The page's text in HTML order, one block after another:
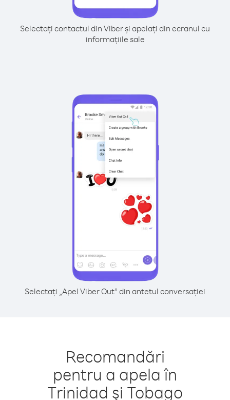
Selectați contactul din Viber și apelați din ecranul cu
informațiile sale
Selectați „Apel Viber Out” din antetul conversației
Recomandări
pentru a apela în
Trinidad şi Tobago